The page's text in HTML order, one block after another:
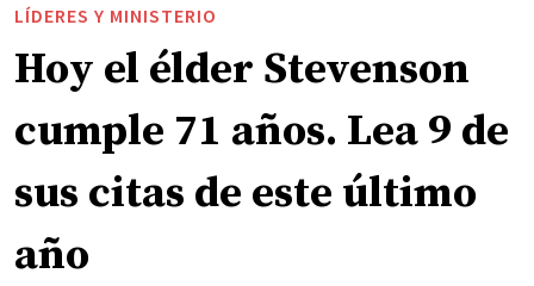
LÍDERES Y MINISTERIO
Hoy el élder Stevenson
cumple 71 años. Lea 9 de
sus citas de este último
año